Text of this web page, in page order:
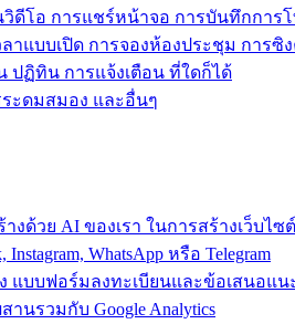
ดีโอ การแชร์หน้าจอ การบันทึกการ
แบบเปิด การจองห้องประชุม การซิ
ปฏิทิน การแจ้งเตือน ที่ใดก็ได้
ะดมสมอง และอื่นๆ
ด้วย AI ของเรา ในการสร้างเว็บไซ
WhatsApp หรือ Telegram
บบฟอร์มลงทะเบียนและข้อเสนอแ
นรวมกับ Google Analytics